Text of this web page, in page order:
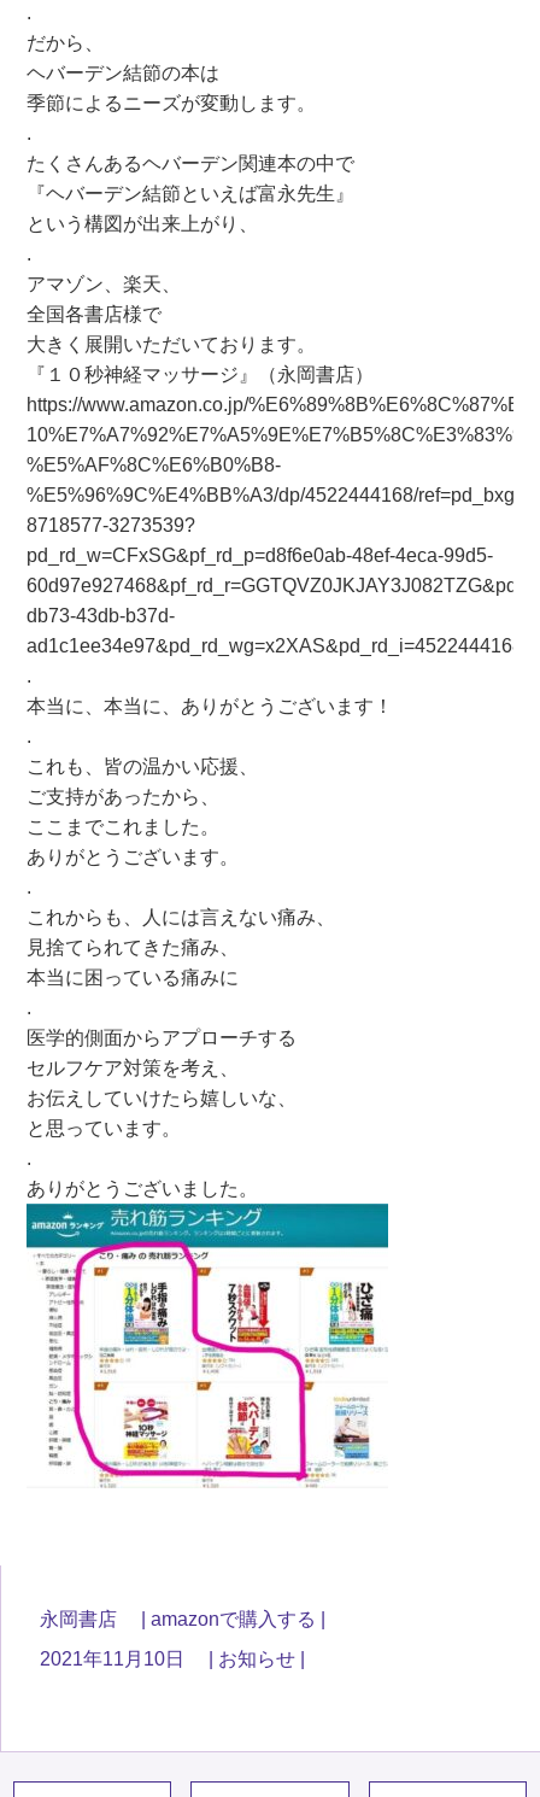
.
だから、
ヘバーデン結節の本は
季節によるニーズが変動します。
.
たくさんあるヘバーデン関連本の中で
『ヘバーデン結節といえば富永先生』
という構図が出来上がり、
.
アマゾン、楽天、
全国各書店様で
大きく展開いただいております。
『１０秒神経マッサージ』（永岡書店）
https://www.amazon.co.jp/
%E5%AF%8C%E6%B0%B8-
%E5%96%9C%E4%BB%A3/dp/4522444168/
8718577-3273539?
pd_rd_w=CFxSG&pf_rd_p=d8f6e0ab-48ef-4eca-99d5-
db73-43db-b37d-
.
本当に、本当に、ありがとうございます！
.
これも、皆の温かい応援、
ご支持があったから、
ここまでこれました。
ありがとうございます。
.
これからも、人には言えない痛み、
見捨てられてきた痛み、
本当に困っている痛みに
.
医学的側面からアプローチする
セルフケア対策を考え、
お伝えしていけたら嬉しいな、
と思っています。
.
ありがとうございました。
永岡書店
amazonで購入する
2021年11月10日
お知らせ